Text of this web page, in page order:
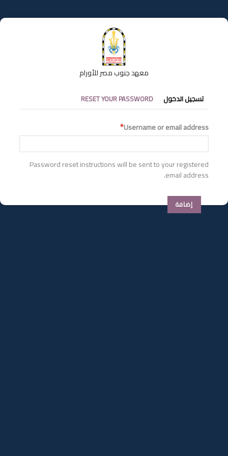
إلى
المحتوى
معهد جنوب مصر للأورام
التبويبات
الأساسية
تسجيل الدخول RESET YOUR PASSWORD
Username or email address
Password reset instructions will be sent to your registered
email address.